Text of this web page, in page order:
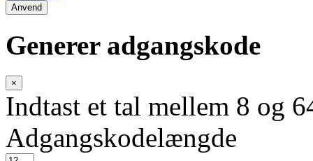
Anvend
Generer adgangskode
×
Indtast et tal mellem 8 og
Adgangskodelængde